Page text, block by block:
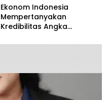
Ekonom Indonesia
Mempertanyakan
Kredibilitas Angka
Tumbuh Tapi Rapuh